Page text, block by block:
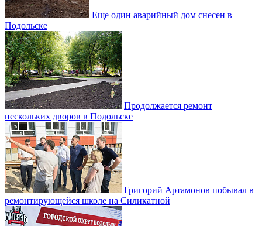
Еще один аварийный дом снесен в
Подольске
Продолжается ремонт
нескольких дворов в Подольске
Григорий Артамонов побывал в
ремонтирующейся школе на Силикатной